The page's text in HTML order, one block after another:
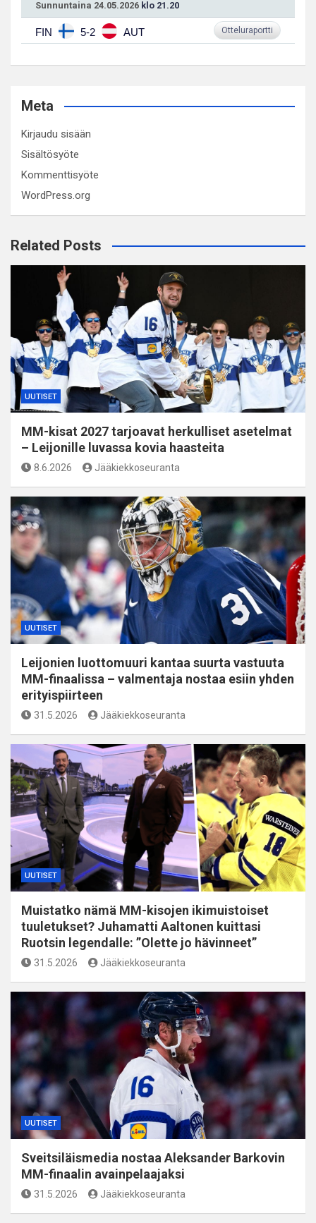
Sunnuntaina 24.05.2026 klo 21.20
FIN 5-2 AUT Otteluraportti
Meta
Kirjaudu sisään
Sisältösyöte
Kommenttisyöte
WordPress.org
Related Posts
UUTISET
MM-kisat 2027 tarjoavat herkulliset asetelmat
– Leijonille luvassa kovia haasteita
8.6.2026 Jääkiekkoseuranta
UUTISET
Leijonien luottomuuri kantaa suurta vastuuta
MM-finaalissa – valmentaja nostaa esiin yhden
erityispiirteen
31.5.2026 Jääkiekkoseuranta
UUTISET
Muistatko nämä MM-kisojen ikimuistoiset
tuuletukset? Juhamatti Aaltonen kuittasi
Ruotsin legendalle: ”Olette jo hävinneet”
31.5.2026 Jääkiekkoseuranta
UUTISET
Sveitsiläismedia nostaa Aleksander Barkovin
MM-finaalin avainpelaajaksi
31.5.2026 Jääkiekkoseuranta